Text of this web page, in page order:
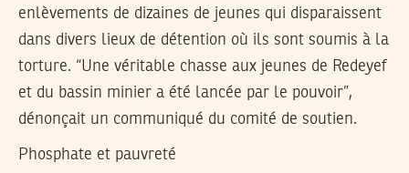
enlèvements de dizaines de jeunes qui disparaissent
dans divers lieux de détention où ils sont soumis à la
torture. “Une véritable chasse aux jeunes de Redeyef
et du bassin minier a été lancée par le pouvoir”,
dénonçait un communiqué du comité de soutien.
Phosphate et pauvreté